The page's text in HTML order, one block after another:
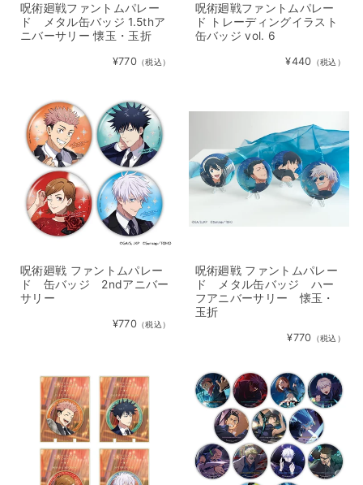
呪術廻戦ファントムパレー
ド メタル缶バッジ 1.5thア
ニバーサリー 懐玉・玉折
¥770 （税込）
呪術廻戦ファントムパレー
ド トレーディングイラスト
缶バッジ vol. 6
¥440 （税込）
呪術廻戦 ファントムパレー
ド 缶バッジ 2ndアニバー
サリー
¥770 （税込）
呪術廻戦 ファントムパレー
ド メタル缶バッジ ハー
フアニバーサリー 懐玉・
玉折
¥770 （税込）